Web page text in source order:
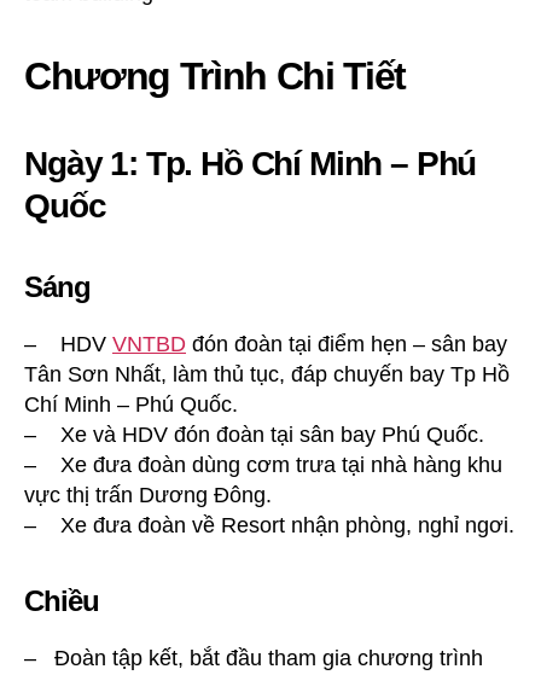
Chương Trình Chi Tiết
Ngày 1: Tp. Hồ Chí Minh – Phú
Quốc
Sáng
– HDV VNTBD đón đoàn tại điểm hẹn – sân bay
Tân Sơn Nhất, làm thủ tục, đáp chuyến bay Tp Hồ
Chí Minh – Phú Quốc.
– Xe và HDV đón đoàn tại sân bay Phú Quốc.
– Xe đưa đoàn dùng cơm trưa tại nhà hàng khu
vực thị trấn Dương Đông.
– Xe đưa đoàn về Resort nhận phòng, nghỉ ngơi.
Chiều
– Đoàn tập kết, bắt đầu tham gia chương trình